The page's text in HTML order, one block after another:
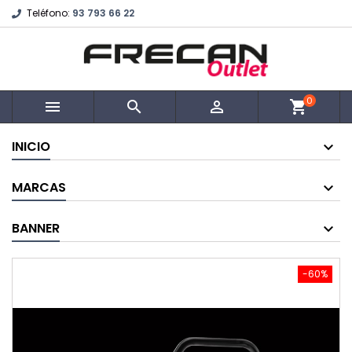
Teléfono: 93 793 66 22
   shopping_cart0
INICIO
MARCAS
BANNER
-60%